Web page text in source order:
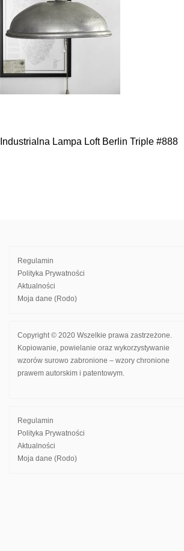
Nawigacja
Industrialna Lampa Loft Berlin Triple #888
Regulamin
Polityka Prywatności
Aktualności
Moja dane (Rodo)
Copyright © 2020 Wszelkie prawa zastrzeżone.
Kopiowanie, powielanie oraz wykorzystywanie
wzorów surowo zabronione – wzory chronione
prawem autorskim i patentowym.
Regulamin
Polityka Prywatności
Aktualności
Moja dane (Rodo)